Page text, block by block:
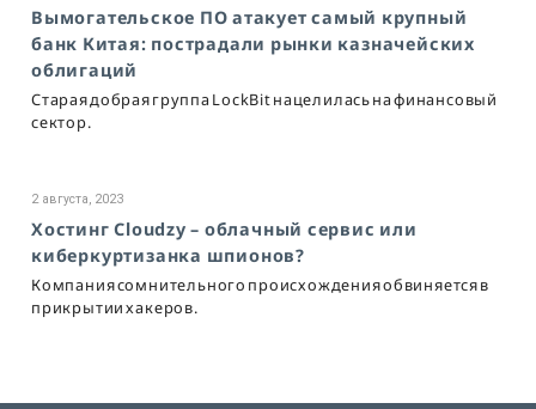
Вымогательское ПО атакует самый крупный
банк Китая: пострадали рынки казначейских
облигаций
Старая добрая группа LockBit нацелилась на финансовый
сектор.
2 августа, 2023
Хостинг Cloudzy – облачный сервис или
киберкуртизанка шпионов?
Компания сомнительного происхождения обвиняется в
прикрытии хакеров.